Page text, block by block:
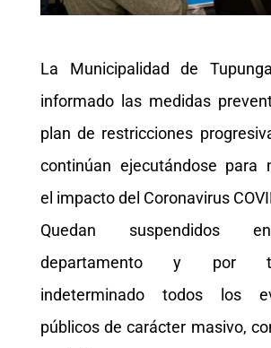
La Municipalidad de
informado las medidas
plan de restricciones
continúan ejecutándose para
el impacto del Coronavirus
Quedan suspendidos
departamento y por
indeterminado todos los
públicos de carácter masivo,